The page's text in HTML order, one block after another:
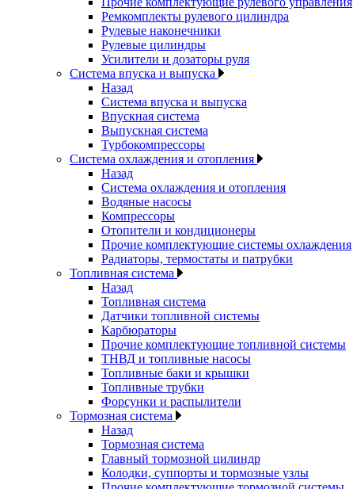
Ремкомплекты рулевого цилиндра
Рулевые наконечники
Рулевые цилиндры
Усилители и дозаторы руля
Система впуска и выпуска
Назад
Система впуска и выпуска
Впускная система
Выпускная система
Турбокомпрессоры
Система охлаждения и отопления
Назад
Система охлаждения и отопления
Водяные насосы
Компрессоры
Отопители и кондиционеры
Прочие комплектующие системы охлаждения
Радиаторы, термостаты и патрубки
Топливная система
Назад
Топливная система
Датчики топливной системы
Карбюраторы
Прочие комплектующие топливной системы
ТНВД и топливные насосы
Топливные баки и крышки
Топливные трубки
Форсунки и распылители
Тормозная система
Назад
Тормозная система
Главный тормозной цилиндр
Колодки, суппорты и тормозные узлы